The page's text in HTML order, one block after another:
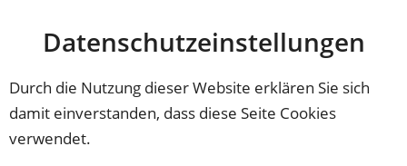
Datenschutz­einstellungen
Durch die Nutzung dieser Website erklären Sie sich
damit einverstanden, dass diese Seite Cookies
verwendet.
INHALT ANSPRINGEN
Coburg